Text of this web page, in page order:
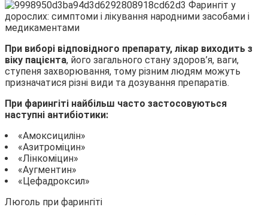
При виборі відповідного препарату, лікар виходить з
віку пацієнта, його загального стану здоров’я, ваги,
ступеня захворювання, тому різним людям можуть
призначатися різні види та дозування препаратів.
При фарингіті найбільш часто застосовуються
наступні антибіотики:
«Амоксицилін»
«Азитроміцин»
«Лінкоміцин»
«Аугментин»
«Цефадроксил»
Люголь при фарингіті